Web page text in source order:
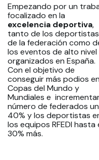
Empezando por un
focalizado en la
excelencia deportiva,
tanto de los deportistas
de la federación como
los eventos de alto nivel
organizados en España.
Con el objetivo de
conseguir más podios en
Copas del Mundo y
Mundiales e
número de federados un
40% y los deportistas
los equipos RFEDI hasta
30% más.